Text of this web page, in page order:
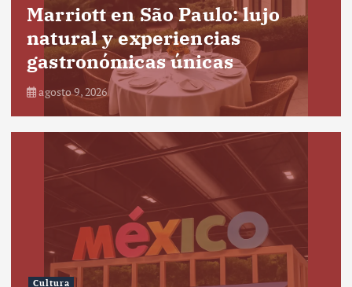
Marriott en São Paulo: lujo
natural y experiencias
gastronómicas únicas
agosto 9, 2026
Cultura